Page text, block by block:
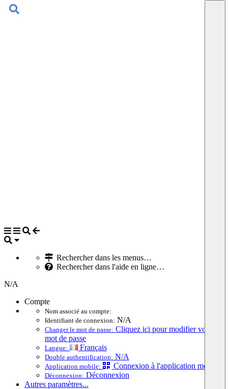
Rechercher dans les menus…
Rechercher dans l'aide en ligne…
N/A
Compte
Nom associé au compte:
Identifiant de connexion: N/A
Changer le mot de passe: Cliquez ici pour modifier votre
mot de passe
Langue: Français
Double authentification: N/A
Application mobile: Connexion à l'application mobile
Déconnexion: Déconnexion
Autres paramètres...